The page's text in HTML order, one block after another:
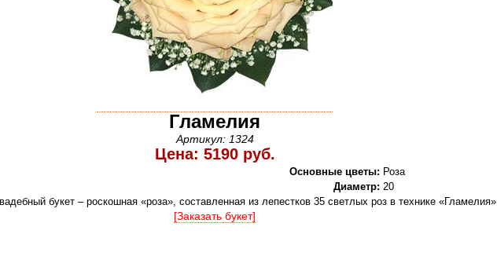
Гламелия
Артикул: 1324
Цена: 5190 руб.
Основные цветы: Роза
Диаметр: 20
букет – роскошная «роза», составленная из лепестков 35 светлых роз в технике «Гламелия»
[Заказать букет]